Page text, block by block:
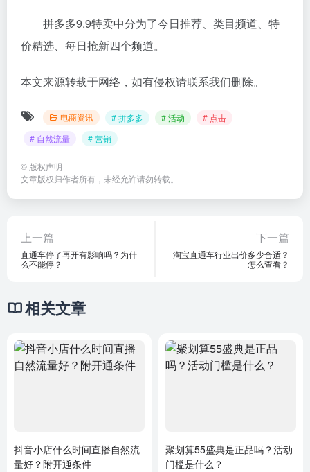
拼多多9.9特卖中分为了今日推荐、类目频道、特
价精选、每日抢新四个频道。
本文来源转载于网络，如有侵权请联系我们删除。
电商资讯 # 拼多多 # 活动
# 点击
# 自然流量
# 营销
© 版权声明
文章版权归作者所有，未经允许请勿转载。
上一篇
直通车停了再开有影响吗？为什
么不能停？
下一篇
淘宝直通车行业出价多少合适？
怎么查看？
相关文章
抖音小店什么时间直播自然流
量好？附开通条件
聚划算55盛典是正品吗？活动
门槛是什么？